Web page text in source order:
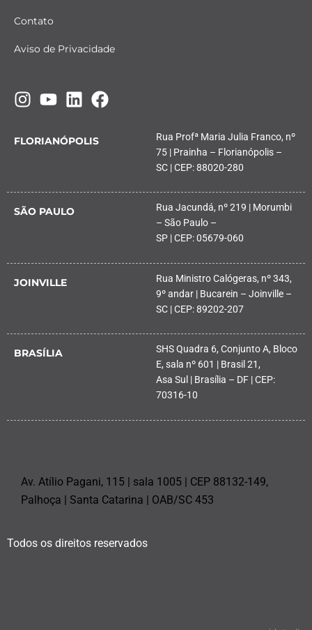
Contato
Aviso de Privacidade
FLORIANÓPOLIS
Rua Profª Maria Julia Franco, nº
75 | Prainha – Florianópolis –
SC | CEP: 88020-280
SÃO PAULO
Rua Jacundá, nº 219 | Morumbi
– São Paulo –
SP | CEP: 05679-060
JOINVILLE
Rua Ministro Calógeras, nº 343,
9º andar | Bucarein – Joinville –
SC | CEP: 89202-207
BRASÍLIA
SHS Quadra 6, Conjunto A, Bloco
E, sala nº 601 | Brasil 21,
Asa Sul | Brasília – DF | CEP:
70316-10
Av. Atílio Pagani, 115 | sala 1005 | CEP 88132-149,
Palhoça | Santa Catarina | OAB/SC 453
Todos os direitos reservados